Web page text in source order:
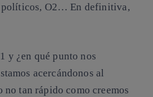
políticos, O2… En definitiva,
y ¿en qué punto nos
acercándonos al
tan rápido como creemos